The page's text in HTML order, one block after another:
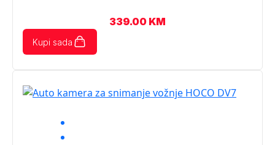
339.00 KM
Kupi sada